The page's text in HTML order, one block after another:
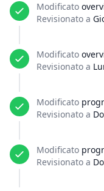
Modificato
Revisionato a
Modificato
Revisionato a
Modificato
Revisionato a
Modificato
Revisionato a